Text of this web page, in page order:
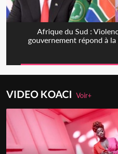
Afrique du Sud :
gouvernement répond à
VIDEO KOACIVoir+